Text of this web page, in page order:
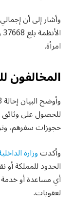
وأشار إلى أن
امرأة.
المخالفون
حجوزات سفرهم، وترحيل
وأكدتوزارة
الحدود للمملكة أو
أي مساعدة أو
لعقوبات.